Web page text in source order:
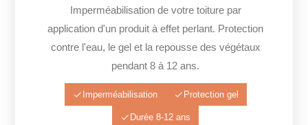
Imperméabilisation de votre toiture par
application d'un produit à effet perlant. Protection
contre l'eau, le gel et la repousse des végétaux
pendant 8 à 12 ans.
Imperméabilisation Protection gel
Durée 8-12 ans